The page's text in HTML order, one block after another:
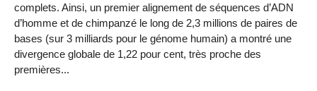
complets. Ainsi, un premier alignement de séquences d’ADN
d’homme et de chimpanzé le long de 2,3 millions de paires de
bases (sur 3 milliards pour le génome humain) a montré une
divergence globale de 1,22 pour cent, très proche des
premières...